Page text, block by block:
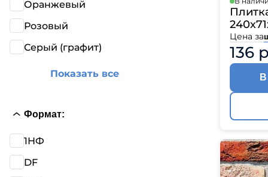
Икопал
Tegola
Оранжевый
Розовый
Серый (графит)
Показать все
Формат:
1НФ
DF
Цена за
136